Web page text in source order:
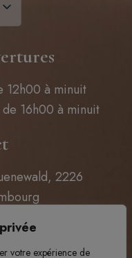
votre expérience de
12h00 à minuit
16h00 à minuit
2226